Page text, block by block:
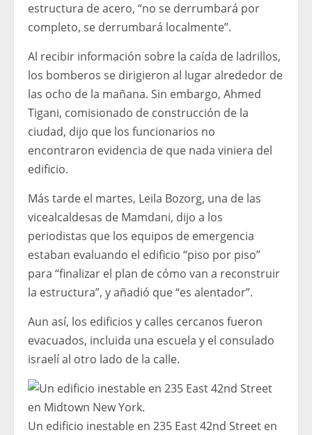
estructura de acero, “no se derrumbará por
completo, se derrumbará localmente”.
Al recibir información sobre la caída de ladrillos,
los bomberos se dirigieron al lugar alrededor de
las ocho de la mañana. Sin embargo, Ahmed
Tigani, comisionado de construcción de la
ciudad, dijo que los funcionarios no
encontraron evidencia de que nada viniera del
edificio.
Más tarde el martes, Leila Bozorg, una de las
vicealcaldesas de Mamdani, dijo a los
periodistas que los equipos de emergencia
estaban evaluando el edificio “piso por piso”
para “finalizar el plan de cómo van a reconstruir
la estructura”, y añadió que “es alentador”.
Aun así, los edificios y calles cercanos fueron
evacuados, incluida una escuela y el consulado
israelí al otro lado de la calle.
Un edificio inestable en 235 East 42nd Street en